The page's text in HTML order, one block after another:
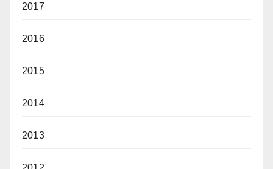
2017
2016
2015
2014
2013